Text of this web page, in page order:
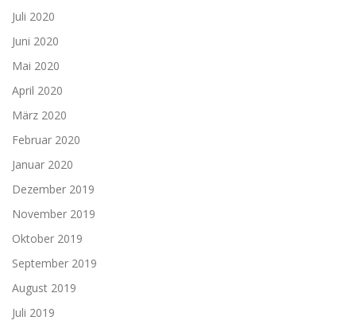
Juli 2020
Juni 2020
Mai 2020
April 2020
März 2020
Februar 2020
Januar 2020
Dezember 2019
November 2019
Oktober 2019
September 2019
August 2019
Juli 2019